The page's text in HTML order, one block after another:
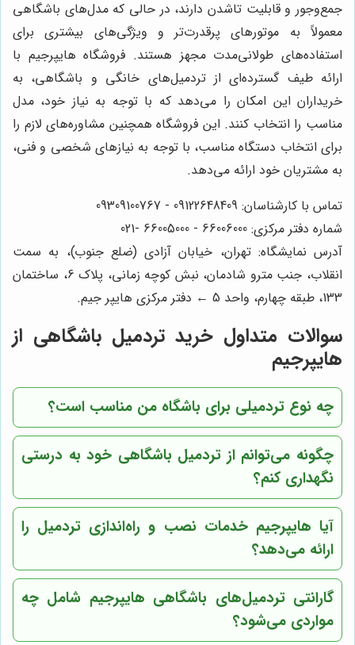
جمع‌وجور و قابلیت تاشدن دارند، در حالی که مدل‌های باشگاهی
معمولاً به موتورهای پرقدرت‌تر و ویژگی‌های بیشتری برای
استفاده‌های طولانی‌مدت مجهز هستند. فروشگاه هایپرجیم با
ارائه طیف گسترده‌ای از تردمیل‌های خانگی و باشگاهی، به
خریداران این امکان را می‌دهد که با توجه به نیاز خود، مدل
مناسب را انتخاب کنند. این فروشگاه همچنین مشاوره‌های لازم را
برای انتخاب دستگاه مناسب، با توجه به نیازهای شخصی و فنی،
به مشتریان خود ارائه می‌دهد.
تماس با کارشناسان: 09122648409 - 09309100767
شماره دفتر مرکزی: 66006000 - 66005000 -021
آدرس نمایشگاه: تهران، خیابان آزادی (ضلع جنوب)، به سمت
انقلاب، جنب مترو شادمان، نبش کوچه زمانی، پلاک 6، ساختمان
133، طبقه چهارم، واحد 5 ← دفتر مرکزی هایپر جیم.
سوالات متداول خرید تردمیل باشگاهی از
هایپرجیم
چه نوع تردمیلی برای باشگاه من مناسب است؟
چگونه می‌توانم از تردمیل باشگاهی خود به درستی
نگهداری کنم؟
آیا هایپرجیم خدمات نصب و راه‌اندازی تردمیل را
ارائه می‌دهد؟
گارانتی تردمیل‌های باشگاهی هایپرجیم شامل چه
مواردی می‌شود؟